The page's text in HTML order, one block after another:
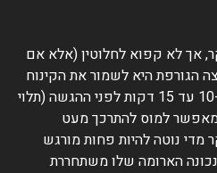
אך לא קפוא לחלוטין (אלא אם
הגורפת היא לשמור את הקינוח
במקרר ולהוציא אותו החוצה כ-10 עד 15 דקות לפני ההגשה (תלוי
למוס להתרכך מעט
נוטה להיות פחות מורגש
הארומה שלו משתחררת